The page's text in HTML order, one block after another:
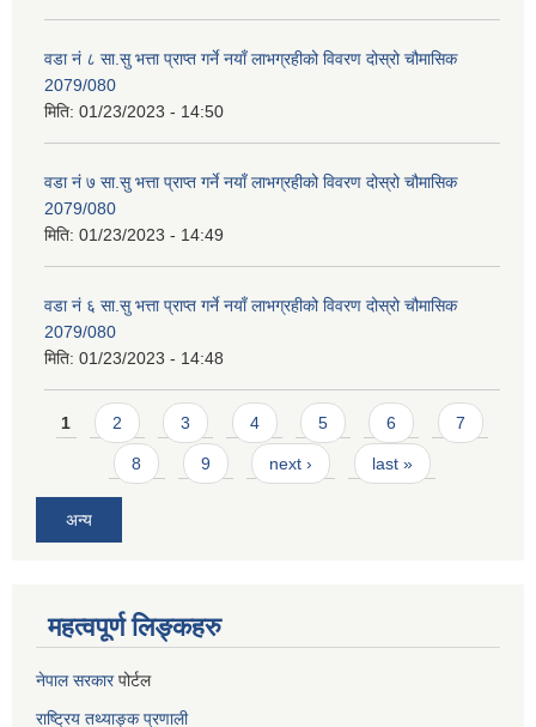
वडा नं ८ सा.सु भत्ता प्राप्त गर्ने नयाँ लाभग्रहीको विवरण दोस्रो चौमासिक
2079/080
मिति: 01/23/2023 - 14:50
वडा नं ७ सा.सु भत्ता प्राप्त गर्ने नयाँ लाभग्रहीको विवरण दोस्रो चौमासिक
2079/080
मिति: 01/23/2023 - 14:49
वडा नं ६ सा.सु भत्ता प्राप्त गर्ने नयाँ लाभग्रहीको विवरण दोस्रो चौमासिक
2079/080
मिति: 01/23/2023 - 14:48
Pages
1 2 3 4 5 6 7
8 9 next › last »
अन्य
महत्वपूर्ण लिङ्कहरु
नेपाल सरकारपोर्टल
राष्ट्रिय तथ्याङ्क प्रणाली